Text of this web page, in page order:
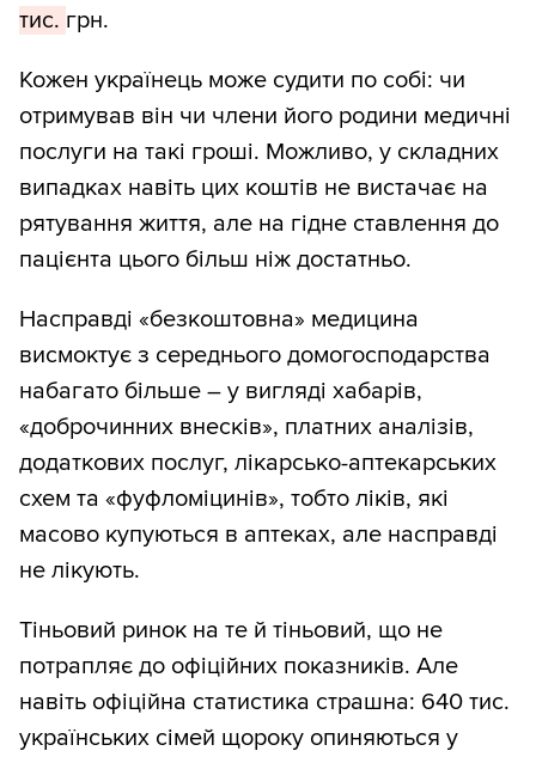
тис. грн.
Кожен українець може судити по собі: чи
отримував він чи члени його родини медичні
послуги на такі гроші. Можливо, у складних
випадках навіть цих коштів не вистачає на
рятування життя, але на гідне ставлення до
пацієнта цього більш ніж достатньо.
Насправді «безкоштовна» медицина
висмоктує з середнього домогосподарства
набагато більше – у вигляді хабарів,
«доброчинних внесків», платних аналізів,
додаткових послуг, лікарсько-аптекарських
схем та «фуфломіцинів», тобто ліків, які
масово купуються в аптеках, але насправді
не лікують.
Тіньовий ринок на те й тіньовий, що не
потрапляє до офіційних показників. Але
навіть офіційна статистика страшна: 640 тис.
українських сімей щороку опиняються у